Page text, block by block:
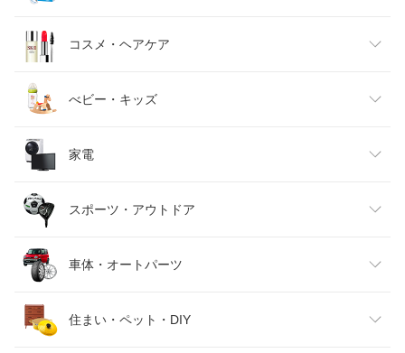
オートウイング
趣味職人
Ｙ・ＭＴ
iRoom
エフシーエル HID・LEDの専門店
カー用品卸問屋 ニューフロンテ
カーメイト 公式オンラインストア
アールエス
シャイニングパーツ（カー用品）
ワールドセレクト楽天市場店
ヒロチー商事 ハーレー 楽天市場
シートカバー専門店のコネクト
アストロプロダクツ 楽天市場店
カーアクセサリーストア【SOVI
キッズファッション
ベビーファッション
インナー・下着・ナイトウェア
バッグ・小物・ブランド雑貨
靴
腕時計
スイーツ・お菓子
水・ソフトドリンク
ビール・洋酒
ワイン
日本酒・焼酎
日用品雑貨・文房具・手芸
ダイエット・健康
医薬品・コンタクト・介護
コスメ・ヘアケア
美容・コスメ・香水
べビー・キッズ
キッズ・ベビー・マタニティ
おもちゃ
家電
家電
TV・オーディオ・カメラ
スマートフォン・タブレット
スポーツ・アウトドア
スポーツ・アウトドア
ゴルフ
車体・オートパーツ
車用品・バイク用品
住まい・ペット・DIY